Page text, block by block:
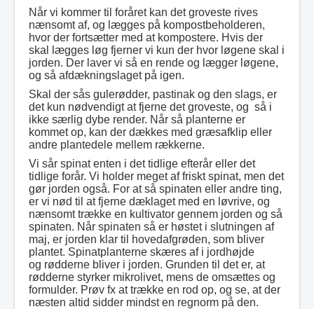
Når vi kommer til foråret kan det groveste rives
nænsomt af, og lægges på kompostbeholderen,
hvor der fortsætter med at kompostere. Hvis der
skal lægges løg fjerner vi kun der hvor løgene skal i
jorden. Der laver vi så en rende og lægger løgene,
og så afdækningslaget på igen.
Skal der sås gulerødder, pastinak og den slags, er
det kun nødvendigt at fjerne det groveste, og så i
ikke særlig dybe render. Når så planterne er
kommet op, kan der dækkes med græsafklip eller
andre plantedele mellem rækkerne.
Vi sår spinat enten i det tidlige efterår eller det
tidlige forår. Vi holder meget af friskt spinat, men det
gør jorden også. For at så spinaten eller andre ting,
er vi nød til at fjerne dæklaget med en løvrive, og
nænsomt trække en kultivator gennem jorden og så
spinaten. Når spinaten så er høstet i slutningen af
maj, er jorden klar til hovedafgrøden, som bliver
plantet. Spinatplanterne skæres af i jordhøjde
og rødderne bliver i jorden. Grunden til det er, at
rødderne styrker mikrolivet, mens de omsættes og
formulder. Prøv fx at trække en rod op, og se, at der
næsten altid sidder mindst en regnorm på den.